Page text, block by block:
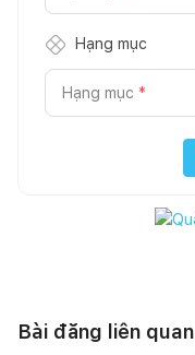
Hạng mục
Hạng mục *
Bài đăng liên quan